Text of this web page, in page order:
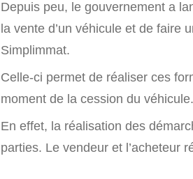
Depuis peu, le gouvernement a
la vente d’un véhicule et de faire
Simplimmat.
Celle-ci permet de réaliser ces
moment de la cession du véhicule.
En effet, la réalisation des
parties. Le vendeur et l’acheteur